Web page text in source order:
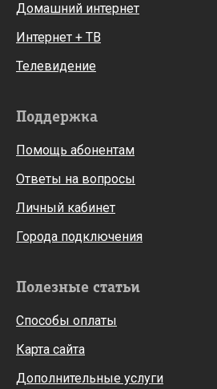
Домашний интернет
Интернет + ТВ
Телевидение
Поддержка
Помощь абонентам
Ответы на вопросы
Личный кабинет
Города подключения
Полезные статьи
Способы оплаты
Карта сайта
Дополнительные услуги